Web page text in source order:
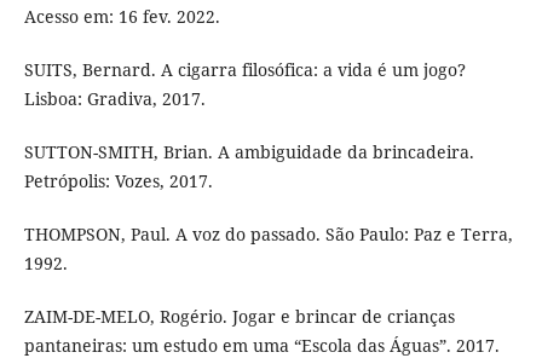
Acesso em: 16 fev. 2022.
SUITS, Bernard. A cigarra filosófica: a vida é um jogo?
Lisboa: Gradiva, 2017.
SUTTON-SMITH, Brian. A ambiguidade da brincadeira.
Petrópolis: Vozes, 2017.
THOMPSON, Paul. A voz do passado. São Paulo: Paz e Terra,
1992.
ZAIM-DE-MELO, Rogério. Jogar e brincar de crianças
pantaneiras: um estudo em uma “Escola das Águas”. 2017.